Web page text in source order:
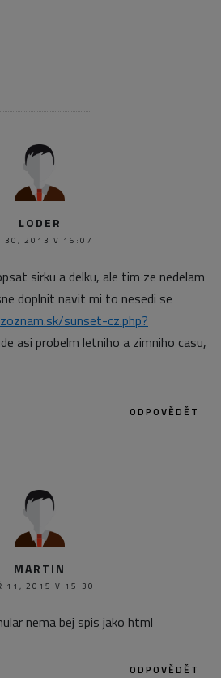
LODER
30, 2013 V 16:07
sirku a delku, ale tim ze nedelam
doplnit navit mi to nesedi se
sunset-cz.php?
asi probelm letniho a zimniho casu,
ODPOVĚDĚT
MARTIN
11, 2015 V 15:30
nema bej spis jako html
ODPOVĚDĚT